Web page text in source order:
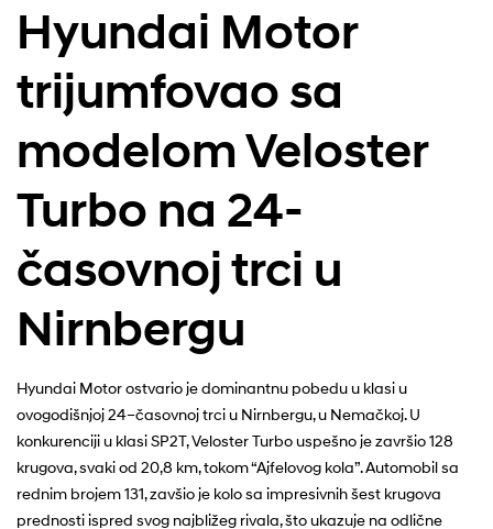
Hyundai Motor
trijumfovao sa
modelom Veloster
Turbo na 24-
časovnoj trci u
Nirnbergu
Hyundai Motor ostvario je dominantnu pobedu u klasi u
ovogodišnjoj 24–časovnoj trci u Nirnbergu, u Nemačkoj. U
konkurenciji u klasi SP2T, Veloster Turbo uspešno je završio 128
krugova, svaki od 20,8 km, tokom “Ajfelovog kola”. Automobil sa
rednim brojem 131, zavšio je kolo sa impresivnih šest krugova
prednosti ispred svog najbližeg rivala, što ukazuje na odlične